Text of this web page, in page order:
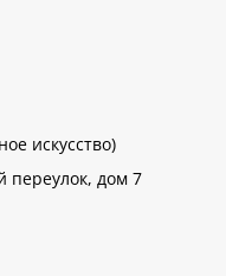
искусство)
переулок, дом 7